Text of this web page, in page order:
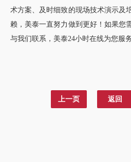
术方案、及时细致的现场技术演示及
赖，美泰一直努力做到更好！如果您
与我们联系，美泰24小时在线为您服
上一页 返回